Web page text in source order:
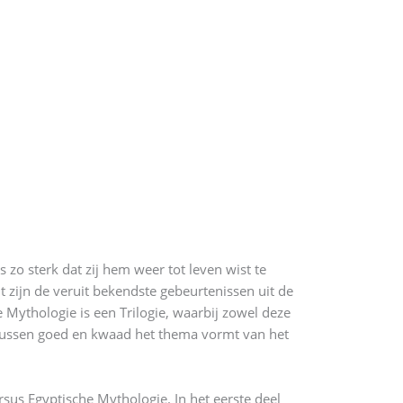
zo sterk dat zij hem weer tot leven wist te
de veruit bekendste gebeurtenissen uit de
is een Trilogie, waarbij zowel deze
goed en kwaad het thema vormt van het
Egyptische Mythologie. In het eerste deel